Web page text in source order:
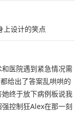
上设计的笑点
医院遇到紧急情况需
给出了答案乱哄哄的
终于放下病例板说我
控制狂Alex在那一刻